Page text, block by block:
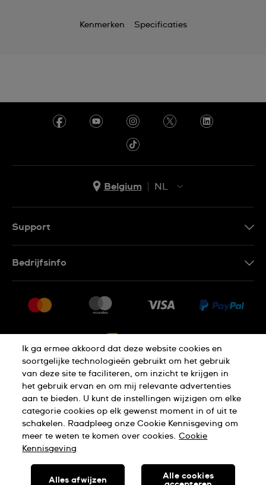
Kenmerken Specificaties
Belgium
NL
Support
Retournering
Verkoopvoorwaarden
Annulering van de overeenkomst
Bedrijfsinfo
Vacatures
Privacy Verklaring Cookies
Gebruiksvoorwaarden
SWISS MADE
Ik ga ermee akkoord dat deze website cookies en
soortgelijke technologieën gebruikt om het gebruik
van deze site te faciliteren, om inzicht te krijgen in
het gebruik ervan en om mij relevante advertenties
aan te bieden. U kunt de instellingen wijzigen om elke
categorie cookies op elk gewenst moment in of uit te
schakelen. Raadpleeg onze Cookie Kennisgeving om
meer te weten te komen over cookies. Cookie
Kennisgeving
Alles afwijzen
Alle cookies